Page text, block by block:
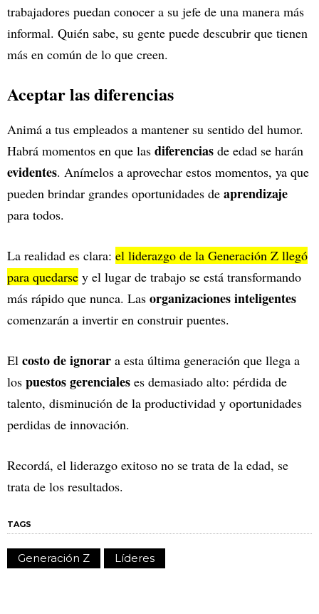
trabajadores puedan conocer a su jefe de una manera más
informal. Quién sabe, su gente puede descubrir que tienen
más en común de lo que creen.
Aceptar las diferencias
Animá a tus empleados a mantener su sentido del humor.
Habrá momentos en que las diferencias de edad se harán
evidentes. Anímelos a aprovechar estos momentos, ya que
pueden brindar grandes oportunidades de aprendizaje
para todos.
La realidad es clara: el liderazgo de la Generación Z llegó
para quedarse y el lugar de trabajo se está transformando
más rápido que nunca. Las organizaciones inteligentes
comenzarán a invertir en construir puentes.
El costo de ignorar a esta última generación que llega a
los puestos gerenciales es demasiado alto: pérdida de
talento, disminución de la productividad y oportunidades
perdidas de innovación.
Recordá, el liderazgo exitoso no se trata de la edad, se
trata de los resultados.
TAGS
Generación Z Líderes